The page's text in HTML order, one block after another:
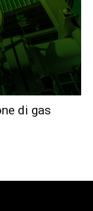
di gas